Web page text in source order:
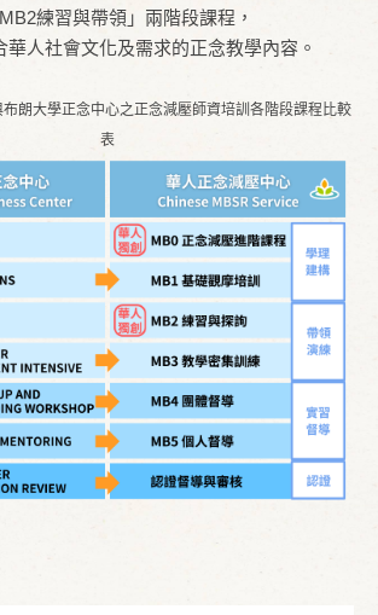
練習與帶領」兩階段課程，
華人社會文化及需求的正念教學內容。
朗大學正念中心之正念減壓師資培訓各階段課程比較
表